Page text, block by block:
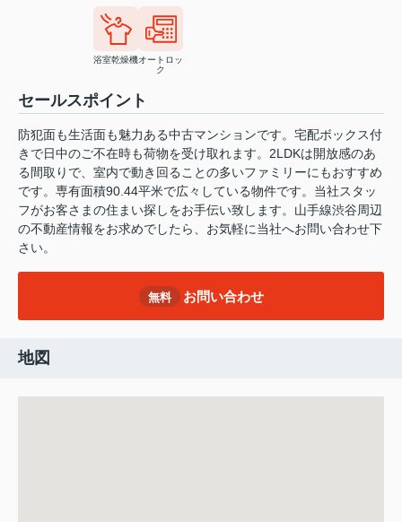
浴室乾燥機オートロッ
ク
セールスポイント
防犯面も生活面も魅力ある中古マンションです。宅配ボックス付
きで日中のご不在時も荷物を受け取れます。2LDKは開放感のあ
る間取りで、室内で動き回ることの多いファミリーにもおすすめ
です。専有面積90.44平米で広々している物件です。当社スタッ
フがお客さまの住まい探しをお手伝い致します。山手線渋谷周辺
の不動産情報をお求めでしたら、お気軽に当社へお問い合わせ下
さい。
無料 お問い合わせ
地図